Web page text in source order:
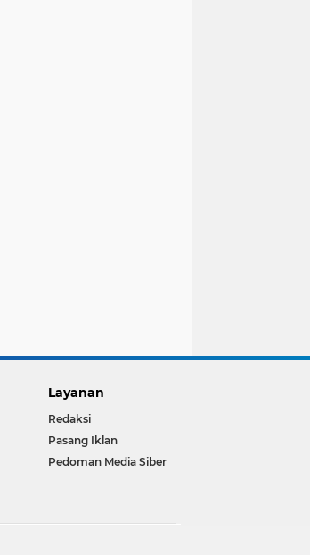
Layanan
Redaksi
Pasang Iklan
Pedoman Media Siber